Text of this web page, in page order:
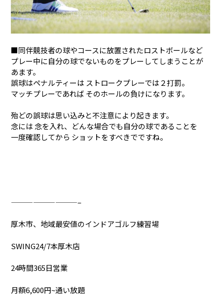
■同伴競技者の球やコースに放置されたロストボールなど
プレー中に自分の球でないものをプレーしてしまうことが
あます。
誤球はペナルティーは ストロークプレーでは２打罰。
マッチプレーであれば そのホールの負けになります。
殆どの誤球は思い込みと不注意により起きます。
念には 念を入れ、どんな場合でも自分の球であることを
一度確認してから ショットをすべきでですね。
—————————–
厚木市、地域最安値のインドアゴルフ練習場
SWING24/7本厚木店
24時間365日営業
月額6,600円~通い放題